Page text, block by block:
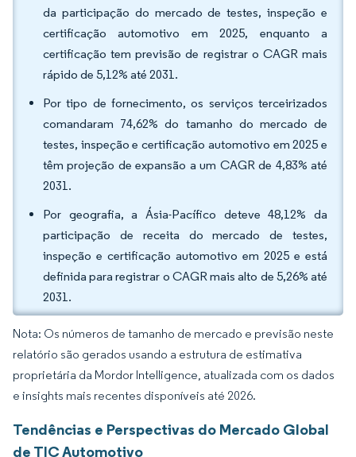
da participação do mercado de testes, inspeção e
certificação automotivo em 2025, enquanto a
certificação tem previsão de registrar o CAGR mais
rápido de 5,12% até 2031.
Por tipo de fornecimento, os serviços terceirizados
comandaram 74,62% do tamanho do mercado de
testes, inspeção e certificação automotivo em 2025 e
têm projeção de expansão a um CAGR de 4,83% até
2031.
Por geografia, a Ásia-Pacífico deteve 48,12% da
participação de receita do mercado de testes,
inspeção e certificação automotivo em 2025 e está
definida para registrar o CAGR mais alto de 5,26% até
2031.
Nota: Os números de tamanho de mercado e previsão neste
relatório são gerados usando a estrutura de estimativa
proprietária da Mordor Intelligence, atualizada com os dados
e insights mais recentes disponíveis até 2026.
Tendências e Perspectivas do Mercado Global
de TIC Automotivo